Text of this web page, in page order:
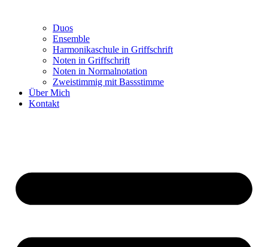
Duos
Ensemble
Harmonikaschule in Griffschrift
Noten in Griffschrift
Noten in Normalnotation
Zweistimmig mit Bassstimme
Über Mich
Kontakt